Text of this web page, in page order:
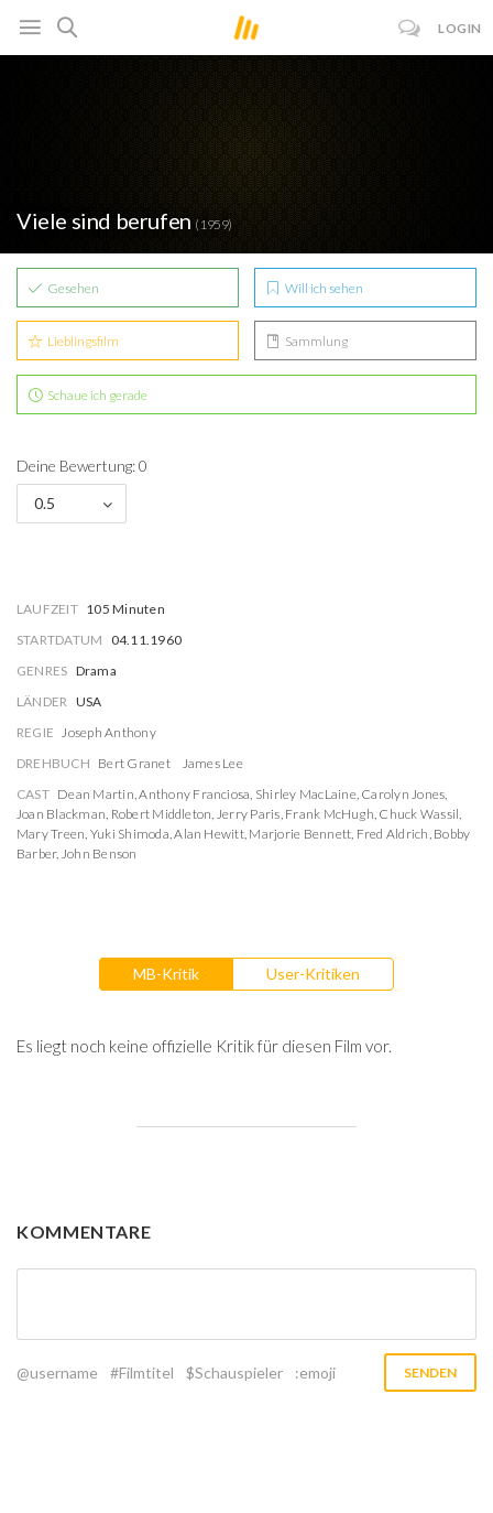
LOGIN
Viele sind berufen (1959)
Gesehen Will ich sehen
Lieblingsfilm Sammlung
Schaue ich gerade
Deine Bewertung: 0
0.5
LAUFZEIT 105 Minuten
STARTDATUM
04.11.1960
GENRES Drama
LÄNDER USA
REGIE Joseph Anthony
DREHBUCH Bert Granet
James Lee
CAST Dean Martin,Anthony Franciosa, Shirley MacLaine, Carolyn Jones,
Joan Blackman, Robert Middleton, Jerry Paris, Frank McHugh, Chuck Wassil,
Mary Treen, Yuki Shimoda,Alan Hewitt, Marjorie Bennett, Fred Aldrich, Bobby
Barber, John Benson
MB-Kritik User-Kritiken
Es liegt noch keine offizielle Kritik für diesen Film vor.
KOMMENTARE
@username #Filmtitel $Schauspieler :emoji